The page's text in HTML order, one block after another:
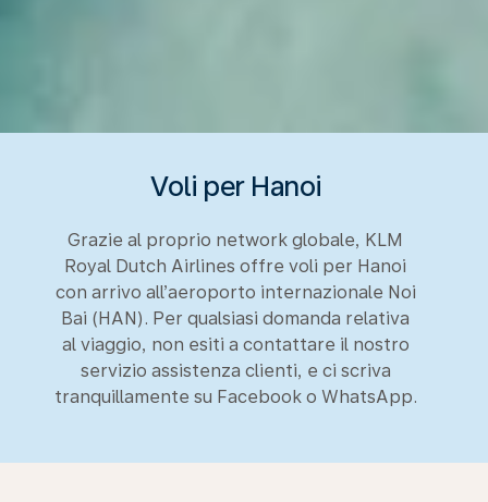
Voli per Hanoi
Grazie al proprio network globale, KLM
Royal Dutch Airlines offre voli per Hanoi
con arrivo all’aeroporto internazionale Noi
Bai (HAN). Per qualsiasi domanda relativa
al viaggio, non esiti a contattare il nostro
servizio assistenza clienti, e ci scriva
tranquillamente su Facebook o WhatsApp.